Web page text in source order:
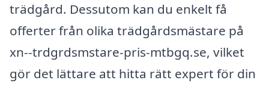
trädgård. Dessutom kan du enkelt få
offerter från olika trädgårdsmästare på
xn--trdgrdsmstare-pris-mtbgq.se, vilket
gör det lättare att hitta rätt expert för din